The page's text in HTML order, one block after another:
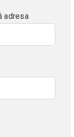
adresa